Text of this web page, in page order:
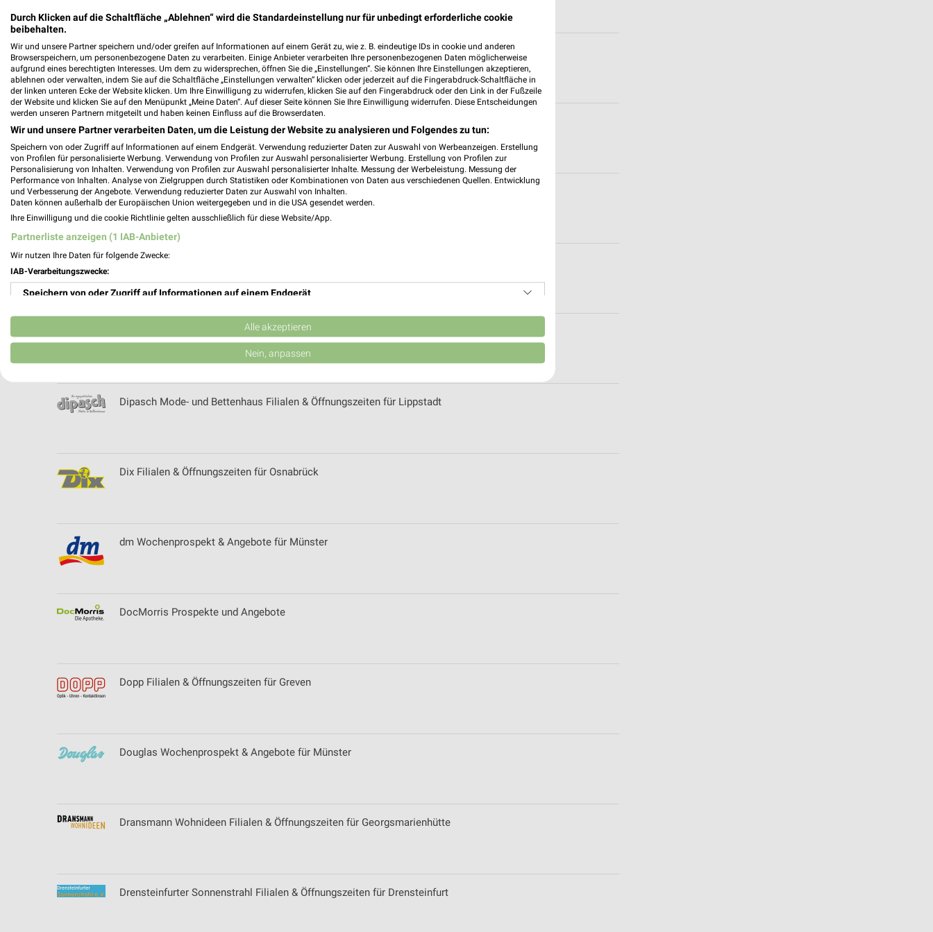
DIE BADGESTALTER Filialen & Öffnungszeiten für Voerde
DIE KÜCHE Gütersloh Filialen & Öffnungszeiten für Gütersloh
Die Küche Luchtefeld Filialen & Öffnungszeiten für Warendorf
Die Küchenwelt Katalog und Prospekte für Bocholt
Dieler Filialen & Öffnungszeiten für Haltern am See
Dipasch Mode- und Bettenhaus Filialen & Öffnungszeiten für Lippstadt
Dix Filialen & Öffnungszeiten für Osnabrück
dm Wochenprospekt & Angebote für Münster
DocMorris Prospekte und Angebote
Dopp Filialen & Öffnungszeiten für Greven
Douglas Wochenprospekt & Angebote für Münster
Dransmann Wohnideen Filialen & Öffnungszeiten für Georgsmarienhütte
Drensteinfurter Sonnenstrahl Filialen & Öffnungszeiten für Drensteinfurt
Durch Klicken auf die Schaltfläche „Ablehnen“ wird die Standardeinstellung nur für unbedingt erforderliche cookie
beibehalten.
Wir und unsere Partner speichern und/oder greifen auf Informationen auf einem Gerät zu, wie z. B. eindeutige IDs in cookie und anderen
Browserspeichern, um personenbezogene Daten zu verarbeiten. Einige Anbieter verarbeiten Ihre personenbezogenen Daten möglicherweise
aufgrund eines berechtigten Interesses. Um dem zu widersprechen, öffnen Sie die „Einstellungen“. Sie können Ihre Einstellungen akzeptieren,
ablehnen oder verwalten, indem Sie auf die Schaltfläche „Einstellungen verwalten“ klicken oder jederzeit auf die Fingerabdruck-Schaltfläche in
der linken unteren Ecke der Website klicken. Um Ihre Einwilligung zu widerrufen, klicken Sie auf den Fingerabdruck oder den Link in der Fußzeile
der Website und klicken Sie auf den Menüpunkt „Meine Daten“. Auf dieser Seite können Sie Ihre Einwilligung widerrufen. Diese Entscheidungen
werden unseren Partnern mitgeteilt und haben keinen Einfluss auf die Browserdaten.
Wir und unsere Partner verarbeiten Daten, um die Leistung der Website zu analysieren und Folgendes zu tun:
Speichern von oder Zugriff auf Informationen auf einem Endgerät. Verwendung reduzierter Daten zur Auswahl von Werbeanzeigen. Erstellung
von Profilen für personalisierte Werbung. Verwendung von Profilen zur Auswahl personalisierter Werbung. Erstellung von Profilen zur
Personalisierung von Inhalten. Verwendung von Profilen zur Auswahl personalisierter Inhalte. Messung der Werbeleistung. Messung der
Performance von Inhalten. Analyse von Zielgruppen durch Statistiken oder Kombinationen von Daten aus verschiedenen Quellen. Entwicklung
und Verbesserung der Angebote. Verwendung reduzierter Daten zur Auswahl von Inhalten.
Daten können außerhalb der Europäischen Union weitergegeben und in die USA gesendet werden.
Ihre Einwilligung und die cookie Richtlinie gelten ausschließlich für diese Website/App.
Partnerliste anzeigen (1 IAB-Anbieter)
Wir nutzen Ihre Daten für folgende Zwecke:
IAB-Verarbeitungszwecke:
Speichern von oder Zugriff auf Informationen auf einem Endgerät
Verwendung reduzierter Daten zur Auswahl von Werbeanzeigen
Erstellung von Profilen für personalisierte Werbung
Erstellung von Profilen zur Personalisierung von Inhalten
Messung der Performance von Inhalten
Entwicklung und Verbesserung der Angebote
IAB-Besonderheiten:
Nicht-IAB-Verarbeitungszwecke:
Funktional
Alle akzeptieren
Nein, anpassen